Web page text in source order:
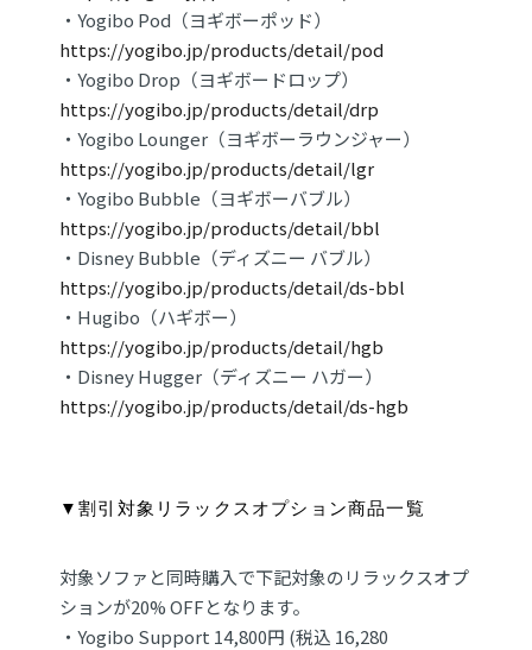
・Yogibo Pod（ヨギボーポッド）
https://yogibo.jp/products/detail/pod
・Yogibo Drop（ヨギボードロップ）
https://yogibo.jp/products/detail/drp
・Yogibo Lounger（ヨギボーラウンジャー）
https://yogibo.jp/products/detail/lgr
・Yogibo Bubble（ヨギボーバブル）
https://yogibo.jp/products/detail/bbl
・Disney Bubble（ディズニー バブル）
https://yogibo.jp/products/detail/ds-bbl
・Hugibo（ハギボー）
https://yogibo.jp/products/detail/hgb
・Disney Hugger（ディズニー ハガー）
https://yogibo.jp/products/detail/ds-hgb
▼割引対象リラックスオプション商品⼀覧
対象ソファと同時購⼊で下記対象のリラックスオプ
ションが20% OFFとなります。
・Yogibo Support 14,800円 (税込 16,280